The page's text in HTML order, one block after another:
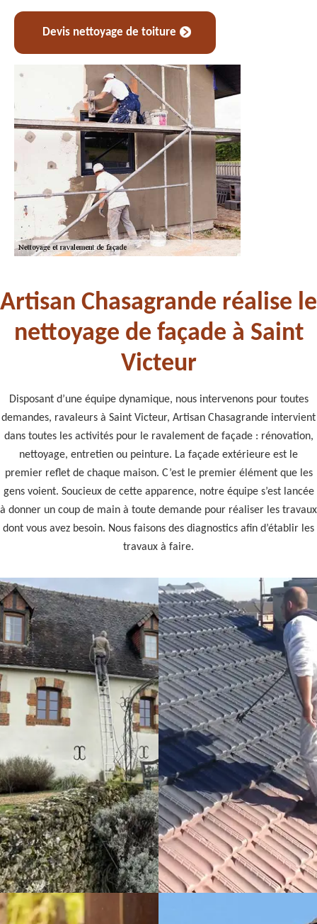
Devis nettoyage de toiture
Artisan Chasagrande réalise le
nettoyage de façade à Saint
Victeur
Disposant d’une équipe dynamique, nous intervenons pour toutes
demandes, ravaleurs à Saint Victeur, Artisan Chasagrande intervient
dans toutes les activités pour le ravalement de façade : rénovation,
nettoyage, entretien ou peinture. La façade extérieure est le
premier reflet de chaque maison. C’est le premier élément que les
gens voient. Soucieux de cette apparence, notre équipe s’est lancée
à donner un coup de main à toute demande pour réaliser les travaux
dont vous avez besoin. Nous faisons des diagnostics afin d’établir les
travaux à faire.